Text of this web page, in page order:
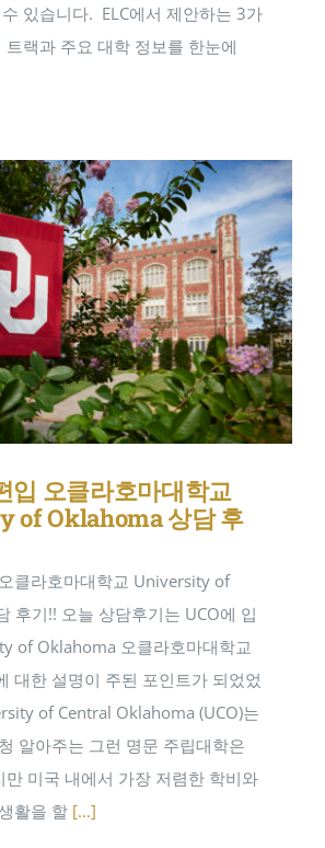
있습니다. ​ ELC에서 제안하는 3가
트랙과 주요 대학 정보를 한눈에
입 오클라호마대학교
of Oklahoma 상담 후
클라호마대학교 University of
후기!! 오늘 상담후기는 UCO에 입
of Oklahoma 오클라호마대학교
대한 설명이 주된 포인트가 되었었
of Central Oklahoma (UCO)는
알아주는 그런 명문 주립대학은
만 미국 내에서 가장 저렴한 학비와
활을 할 [...]